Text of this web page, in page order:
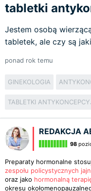
tabletki
Jestem osobą
tabletek, ale czy są
ponad rok temu
GINEKOLOGIA
REDAKCJA
98
Preparaty hormonalne
zespołu policystycznych
oraz jako hormonalną
okresu